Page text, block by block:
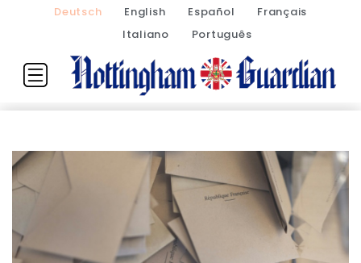
Deutsch English Español
Français
Italiano
Português